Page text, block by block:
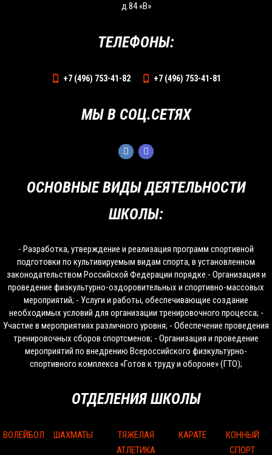
ОСНОВНЫЕ ВИДЫ ДЕЯТЕЛЬНОСТИ
ШКОЛЫ:
- Разработка, утверждение и реализация программ спортивной
подготовки по культивируемым видам спорта, в установленном
законодательством Российской Федерации порядке.- Организация и
проведение физкультурно-оздоровительных и спортивно-массовых
мероприятий; - Услуги и работы, обеспечивающие создание
необходимых условий для организации тренировочного процесса; -
Участие в мероприятиях различного уровня; - Обеспечение проведения
тренировочных сборов спортсменов; - Организация и проведение
мероприятий по внедрению Всероссийского физкультурно-
спортивного комплекса «Готов к труду и обороне» (ГТО);
ОТДЕЛЕНИЯ ШКОЛЫ
ВОЛЕЙБОЛ ШАХМАТЫ
ТЯЖЕЛАЯ
АТЛЕТИКА
КАРАТЕ
КОННЫЙ
СПОРТ
д.84 «В»
ТЕЛЕФОНЫ:
+7 (496) 753-41-82 +7 (496) 753-41-81
МЫ В СОЦ.СЕТЯХ